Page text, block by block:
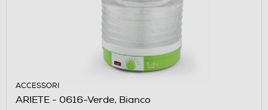
ACCESSORI
ARIETE - 0616-Verde, Bianco